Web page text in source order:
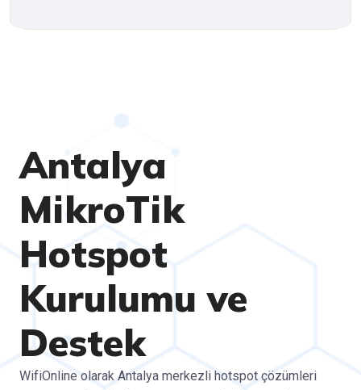
Antalya
MikroTik
Hotspot
Kurulumu ve
Destek
WifiOnline olarak Antalya merkezli hotspot çözümleri